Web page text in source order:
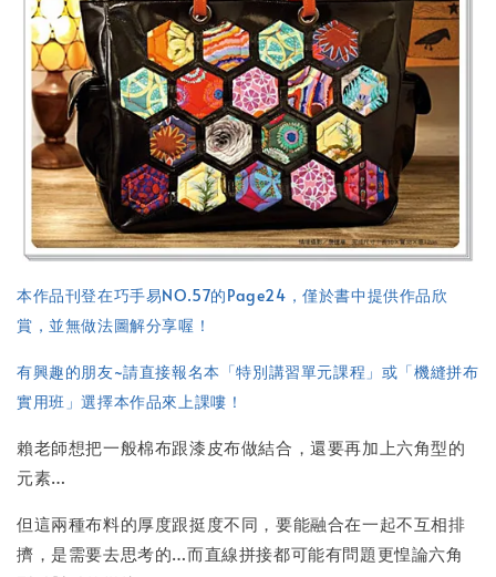
本作品刊登在巧手易NO.57的Page24，僅於書中提供作品欣
賞，並無做法圖解分享喔！
有興趣的朋友~請直接報名本「特別講習單元課程」或「機縫拼布
實用班」選擇本作品來上課嘍！
賴老師想把一般棉布跟漆皮布做結合，還要再加上六角型的
元素…
但這兩種布料的厚度跟挺度不同，要能融合在一起不互相排
擠，是需要去思考的…而直線拼接都可能有問題更惶論六角